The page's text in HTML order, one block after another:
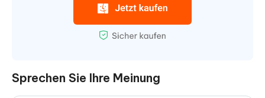
Sprechen Sie Ihre Meinung